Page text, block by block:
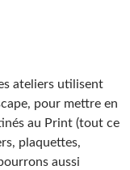
ateliers utilisent
pour mettre en
au Print (tout ce
plaquettes,
aussi